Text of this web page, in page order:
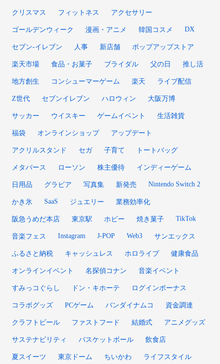
クリスマス フィットネス アクセサリー
ゴールデンウィーク 漫画・アニメ 韓国コスメ DX
セブン‐イレブン 人事 新店舗 ポップアップストア
楽天市場 食品・お菓子 ブライダル 父の日 推し活
地方創生 コンシューマーゲーム 楽天 ライブ配信
Z世代 セブンイレブン ハロウィン 大阪万博
サッカー ウイスキー ゲームイベント 生活雑貨
福袋 オンラインショップ アップデート
アクリルスタンド セガ 子育て トートバッグ
メタバース ローソン 株主優待 インディーゲーム
日用品 グラビア 写真集 新発売 Nintendo Switch 2
かき氷 SaaS ジュエリー 業務効率化
阪急うめだ本店 東京駅 ホビー 焼き菓子 TikTok
音楽フェス Instagram J-POP Web3 サンエックス
ふるさと納税 キャッシュレス ホロライブ 健康食品
オンラインイベント 名探偵コナン 音楽イベント
すみっコぐらし ドン・キホーテ ログインボーナス
コラボグッズ PCゲーム バンダイナムコ 資金調達
クラフトビール ファストフード 結婚式 アニメグッズ
サステナビリティ バスケットボール 飲食店
夏スイーツ 東京ドーム ちいかわ ライフスタイル